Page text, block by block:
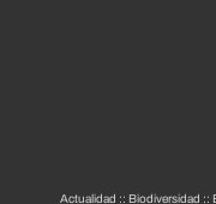
Actualidad :: Biodiversidad ::